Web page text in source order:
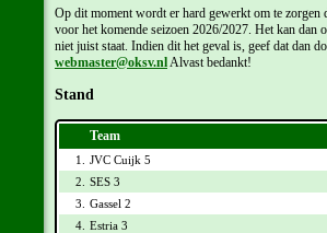
Op dit moment wordt er hard gewerkt om te zorgen
voor het komende seizoen 2026/2027. Het kan dan
niet juist staat. Indien dit het geval is, geef dat dan
webmaster@oksv.nl Alvast bedankt!
Stand
Team
1. JVC Cuijk 5
2.
SES 3
3.
Gassel 2
4. Estria 3